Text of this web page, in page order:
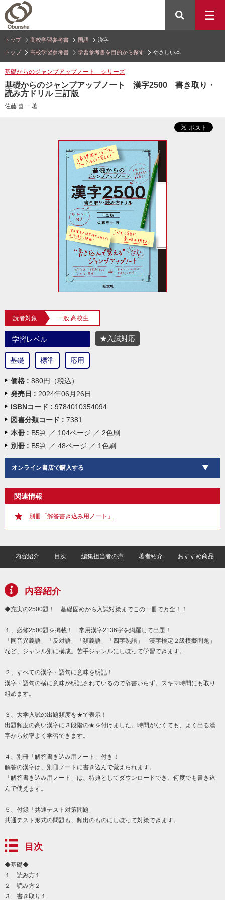
トップ 高校学習参考書 国語 漢字
トップ 高校学習参考書 学習参考書を目的から探す やさしい本
基礎からのジャンプアップノート シリーズ
基礎からのジャンプアップノート 漢字2500 書き取り・
読み方ドリル 三訂版
佐藤 喜一 著
読者対象 一般,高校生
学習レベル
基礎 標準 応用
★入試対応
価格 : 880円（税込）
発売日 : 2024年06月26日
ISBNコード : 9784010354094
図書分類コード : 7381
本冊 : B5判 ／ 104ページ ／ 2色刷
別冊 : B5判 ／ 48ページ ／ 1色刷
オンライン書店で購入する
関連情報
別冊「解答書き込み用ノート」
内容紹介 目次 編集担当者の声 著者紹介 おすすめ商品
内容紹介
◆充実の2500題！ 基礎固めから入試対策までこの一冊で万全！！
１、必修2500題を掲載！ 常用漢字2136字を網羅して出題！
「同音異義語」「反対語」「類義語」「四字熟語」「漢字検定２級模擬問題」
など、ジャンル別に構成。苦手ジャンルにしぼって学習できます。
２、すべての漢字・語句に意味を明記！
漢字・語句の横に意味が明記されているので辞書いらず。スキマ時間にも取り
組めます。
３、大学入試の出題頻度を★で表示！
出題頻度の高い漢字に３段階の★を付けました。時間がなくても、よく出る漢
字から効率よく学習できます。
４、別冊「解答書き込み用ノート」付き！
解答の漢字は、別冊ノートに書き込んで覚えられます。
「解答書き込み用ノート」は、特典としてダウンロードでき、何度でも書き込
んで使えます。
５、付録「共通テスト対策問題」
共通テスト形式の問題も、頻出のものにしぼって対策できます。
目次
◆基礎◆
１ 読み方１
２ 読み方２
３ 書き取り１